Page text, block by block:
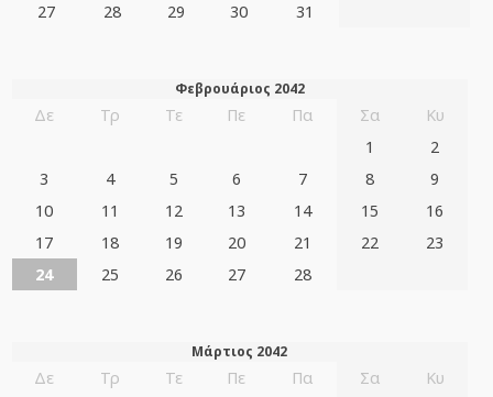
27
28 29 30 31
Φεβρουάριος 2042
Δε Τρ Τε Πε Πα Σα
Κυ
1
2
3
4 5 6 7 8
9
10
11 12 13 14 15
16
17
18 19 20 21 22
23
24
25 26 27 28
Μάρτιος 2042
Δε Τρ Τε Πε Πα Σα
Κυ